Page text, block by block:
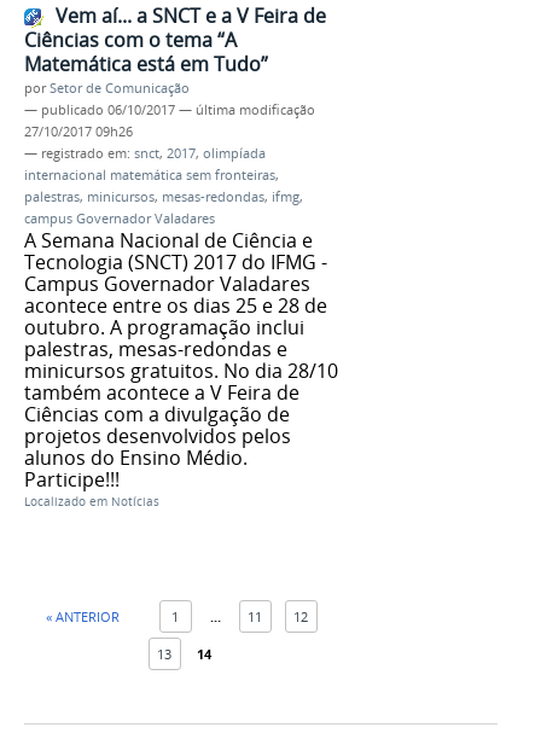
Vem aí... a SNCT e a V Feira de
Ciências com o tema “A
Matemática está em Tudo”
porSetor de Comunicação
— publicado 06/10/2017 — última modificação
27/10/2017 09h26
— registrado em: snct, 2017, olimpíada
internacional matemática sem fronteiras,
palestras, minicursos, mesas-redondas, ifmg,
campus Governador Valadares
A Semana Nacional de Ciência e
Tecnologia (SNCT) 2017 do IFMG -
Campus Governador Valadares
acontece entre os dias 25 e 28 de
outubro. A programação inclui
palestras, mesas-redondas e
minicursos gratuitos. No dia 28/10
também acontece a V Feira de
Ciências com a divulgação de
projetos desenvolvidos pelos
alunos do Ensino Médio.
Participe!!!
Localizado em Notícias
« ANTERIOR 1 11 12
13 14